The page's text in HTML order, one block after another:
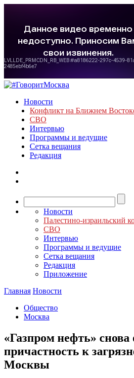
Новости
Конфликт на Ближнем
СВО
Интервью
Программы и ведущие
Сетка вещания
Редакция
Новости
Палестино-израильский
СВО
Интервью
Программы и ведущие
Сетка вещания
Редакция
Приложение
Главная Новости
Общество
Москва
«Газпром нефть» снова
причастность к
Москвы